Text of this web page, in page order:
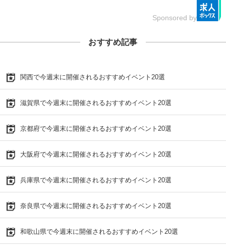
Sponsored by
おすすめ記事
関西で今週末に開催されるおすすめイベント20選
滋賀県で今週末に開催されるおすすめイベント20選
京都府で今週末に開催されるおすすめイベント20選
大阪府で今週末に開催されるおすすめイベント20選
兵庫県で今週末に開催されるおすすめイベント20選
奈良県で今週末に開催されるおすすめイベント20選
和歌山県で今週末に開催されるおすすめイベント20選